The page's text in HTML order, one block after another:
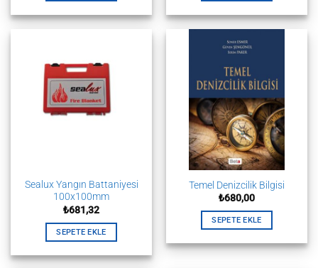
Sealux Yangın Battaniyesi
100x100mm
₺681,32
SEPETE EKLE
Temel Denizcilik Bilgisi
₺680,00
SEPETE EKLE